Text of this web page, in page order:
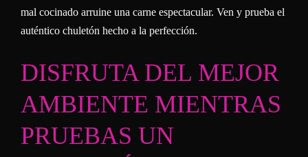
mal cocinado arruine una carne espectacular. Ven y prueba el
auténtico chuletón hecho a la perfección.
DISFRUTA DEL MEJOR
AMBIENTE MIENTRAS
PRUEBAS UN